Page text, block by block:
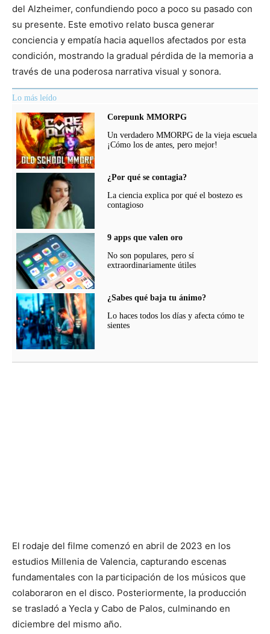
del Alzheimer, confundiendo poco a poco su pasado con
su presente. Este emotivo relato busca generar
conciencia y empatía hacia aquellos afectados por esta
condición, mostrando la gradual pérdida de la memoria a
través de una poderosa narrativa visual y sonora.
Lo más leído
Corepunk MMORPG
Un verdadero MMORPG de la vieja escuela
¡Cómo los de antes, pero mejor!
¿Por qué se contagia?
La ciencia explica por qué el bostezo es
contagioso
9 apps que valen oro
No son populares, pero sí
extraordinariamente útiles
¿Sabes qué baja tu ánimo?
Lo haces todos los días y afecta cómo te
sientes
El rodaje del filme comenzó en abril de 2023 en los
estudios Millenia de Valencia, capturando escenas
fundamentales con la participación de los músicos que
colaboraron en el disco. Posteriormente, la producción
se trasladó a Yecla y Cabo de Palos, culminando en
diciembre del mismo año.